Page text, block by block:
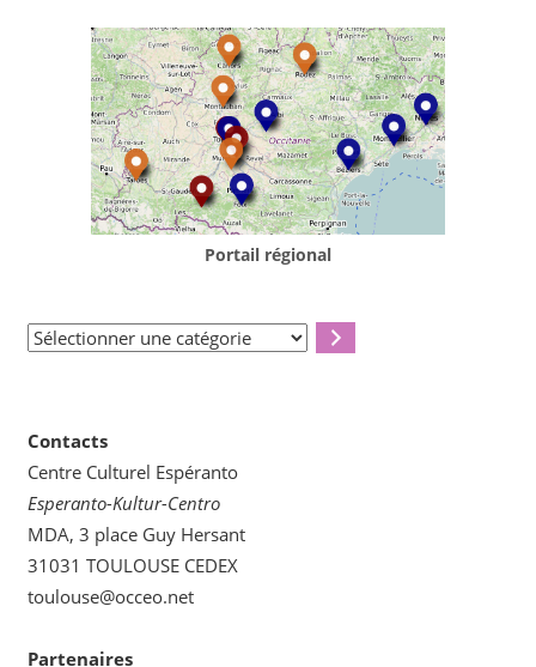
Portail régional
Sélectionner
Contacts
Centre Culturel Espéranto
Esperanto-Kultur-Centro
MDA, 3 place Guy Hersant
31031 TOULOUSE CEDEX
toulouse@occeo.net
Partenaires